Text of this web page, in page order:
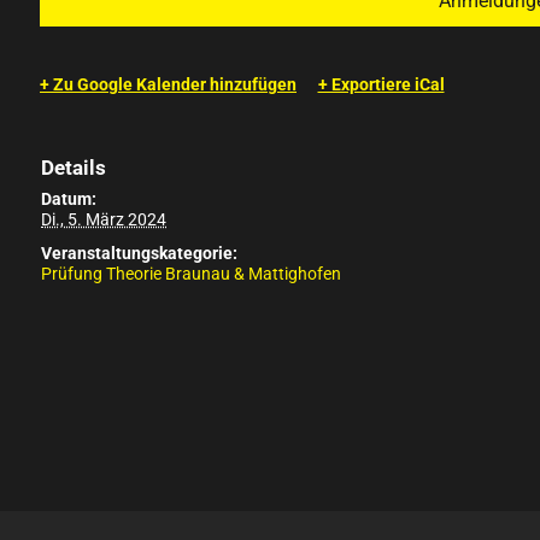
+ Zu Google Kalender hinzufügen + Exportiere iCal
Details
Datum:
Di., 5. März 2024
Veranstaltungskategorie:
Prüfung Theorie Braunau & Mattighofen